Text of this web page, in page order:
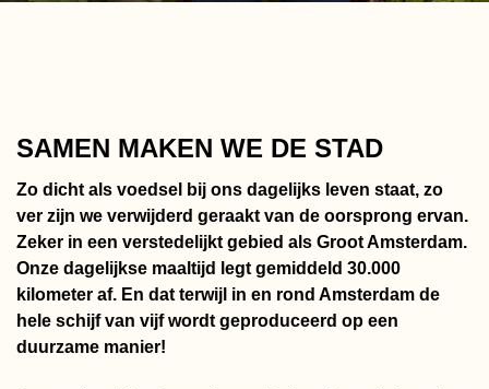
SAMEN MAKEN WE DE STAD
Zo dicht als voedsel bij ons dagelijks leven staat, zo
ver zijn we verwijderd geraakt van de oorsprong ervan.
Zeker in een verstedelijkt gebied als Groot Amsterdam.
Onze dagelijkse maaltijd legt gemiddeld 30.000
kilometer af. En dat terwijl in en rond Amsterdam de
hele schijf van vijf wordt geproduceerd op een
duurzame manier!